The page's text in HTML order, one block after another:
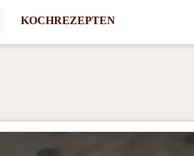
KOCHREZEPTEN